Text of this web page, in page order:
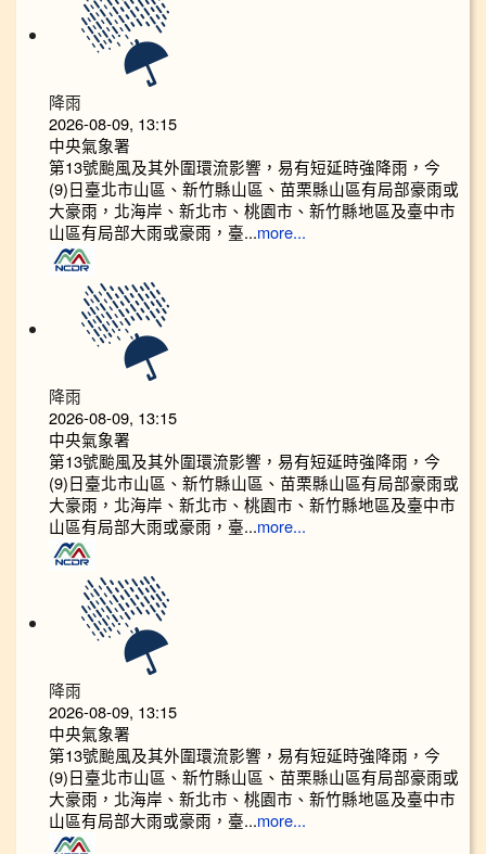
降雨
2026-08-09, 13:15
中央氣象署
第13號颱風及其外圍環流影響，易有短延時強降雨，今
(9)日臺北市山區、新竹縣山區、苗栗縣山區有局部豪雨或
大豪雨，北海岸、新北市、桃園市、新竹縣地區及臺中市
山區有局部大雨或豪雨，臺...more...
降雨
2026-08-09, 13:15
中央氣象署
第13號颱風及其外圍環流影響，易有短延時強降雨，今
(9)日臺北市山區、新竹縣山區、苗栗縣山區有局部豪雨或
大豪雨，北海岸、新北市、桃園市、新竹縣地區及臺中市
山區有局部大雨或豪雨，臺...more...
降雨
2026-08-09, 13:15
中央氣象署
第13號颱風及其外圍環流影響，易有短延時強降雨，今
(9)日臺北市山區、新竹縣山區、苗栗縣山區有局部豪雨或
大豪雨，北海岸、新北市、桃園市、新竹縣地區及臺中市
山區有局部大雨或豪雨，臺...more...